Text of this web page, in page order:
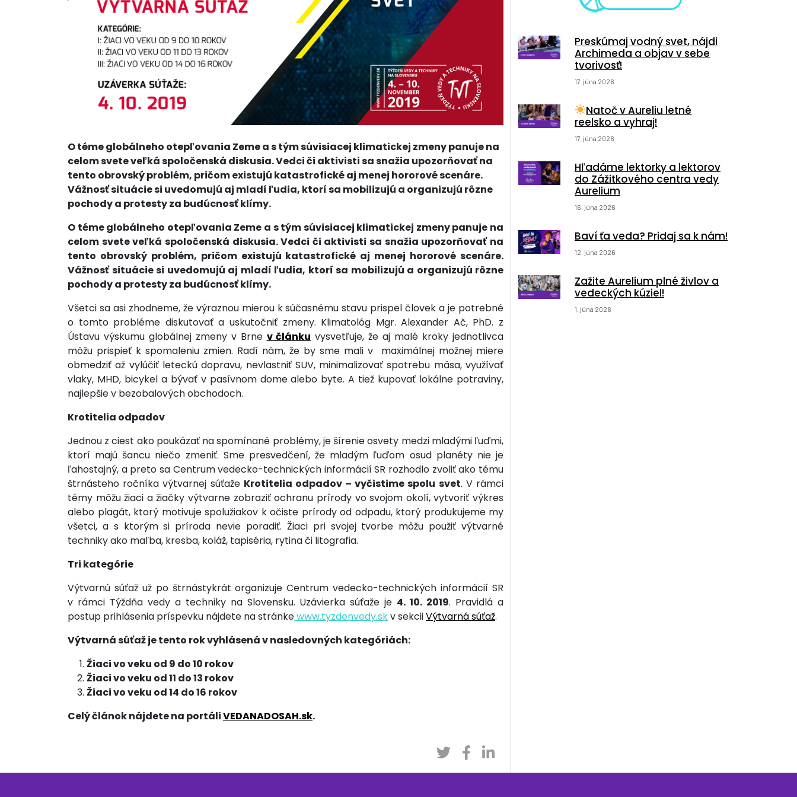
O téme globálneho otepľovania Zeme a s tým súvisiacej klimatickej zmeny panuje na
celom svete veľká spoločenská diskusia. Vedci či aktivisti sa snažia upozorňovať na
tento obrovský problém, pričom existujú katastrofické aj menej hororové scenáre.
Vážnosť situácie si uvedomujú aj mladí ľudia, ktorí sa mobilizujú a organizujú rôzne
pochody a protesty za budúcnosť klímy.
O téme globálneho otepľovania Zeme a s tým súvisiacej klimatickej zmeny panuje na
celom svete veľká spoločenská diskusia. Vedci či aktivisti sa snažia upozorňovať na
tento obrovský problém, pričom existujú katastrofické aj menej hororové scenáre.
Vážnosť situácie si uvedomujú aj mladí ľudia, ktorí sa mobilizujú a organizujú rôzne
pochody a protesty za budúcnosť klímy.
Všetci sa asi zhodneme, že výraznou mierou k súčasnému stavu prispel človek a je potrebné
o tomto probléme diskutovať a uskutočniť zmeny. Klimatológ Mgr. Alexander Ač, PhD. z
Ústavu výskumu globálnej zmeny v Brne v článku vysvetľuje, že aj malé kroky jednotlivca
môžu prispieť k spomaleniu zmien. Radí nám, že by sme mali v maximálnej možnej miere
obmedziť až vylúčiť leteckú dopravu, nevlastniť SUV, minimalizovať spotrebu mäsa, využívať
vlaky, MHD, bicykel a bývať v pasívnom dome alebo byte. A tiež kupovať lokálne potraviny,
najlepšie v bezobalových obchodoch.
Krotitelia odpadov
Jednou z ciest ako poukázať na spomínané problémy, je šírenie osvety medzi mladými ľuďmi,
ktorí majú šancu niečo zmeniť. Sme presvedčení, že mladým ľuďom osud planéty nie je
ľahostajný, a preto sa Centrum vedecko-technických informácií SR rozhodlo zvoliť ako tému
štrnásteho ročníka výtvarnej súťaže Krotitelia odpadov – vyčistime spolu svet. V rámci
témy môžu žiaci a žiačky výtvarne zobraziť ochranu prírody vo svojom okolí, vytvoriť výkres
alebo plagát, ktorý motivuje spolužiakov k očiste prírody od odpadu, ktorý produkujeme my
všetci, a s ktorým si príroda nevie poradiť. Žiaci pri svojej tvorbe môžu použiť výtvarné
techniky ako maľba, kresba, koláž, tapiséria, rytina či litografia.
Tri kategórie
Výtvarnú súťaž už po štrnástykrát organizuje Centrum vedecko-technických informácií SR
v rámci Týždňa vedy a techniky na Slovensku. Uzávierka súťaže je 4. 10. 2019. Pravidlá a
postup prihlásenia príspevku nájdete na stránkewww.tyzdenvedy.skv sekciiVýtvarná súťaž.
Výtvarná súťaž je tento rok vyhlásená v nasledovných kategóriách:
Žiaci vo veku od 9 do 10 rokov
Žiaci vo veku od 11 do 13 rokov
Žiaci vo veku od 14 do 16 rokov
Celý článok nájdetena portáliVEDANADOSAH.sk.
Preskúmaj vodný svet, nájdi
Archimeda a objav v sebe
tvorivosť!
17. júna 2026
Natoč v Aureliu letné
reelsko a vyhraj!
17. júna 2026
Hľadáme lektorky a lektorov
do Zážitkového centra vedy
Aurelium
16. júna 2026
Baví ťa veda? Pridaj sa k nám!
12. júna 2026
Zažite Aurelium plné živlov a
vedeckých kúziel!
1. júna 2026